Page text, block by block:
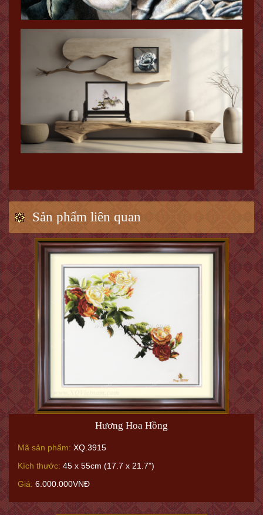
Sản phẩm liên quan
Hương Hoa Hồng
Mã sản phẩm: XQ.3915
Kích thước: 45 x 55cm (17.7 x 21.7")
Giá: 6.000.000VNĐ